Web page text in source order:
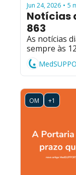
Jun 24, 2026 • 5
Notícias
863
As notícias
sempre às
OM +1